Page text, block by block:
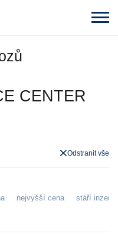
CENTER
Odstranit vše
nejvyšší cena stáří